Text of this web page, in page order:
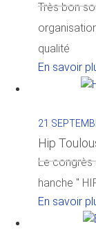
Très bon
qualité
En savoir
21
Hip
Le congrès
hanche "
En savoir